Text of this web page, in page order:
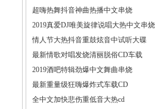
超嗨热舞抖音神曲热播中文串烧
2019真爱DJ唯美旋律说唱大热中文串烧
情人节大热抖音重鼓炫音中试听大碟
最新情歌对唱发烧清丽脱俗CD车载
2019酒吧特辑劲爆中文舞曲串烧
最新重量级狂嗨爆炸式车载CD
全中文加快悲伤重低音大热cd